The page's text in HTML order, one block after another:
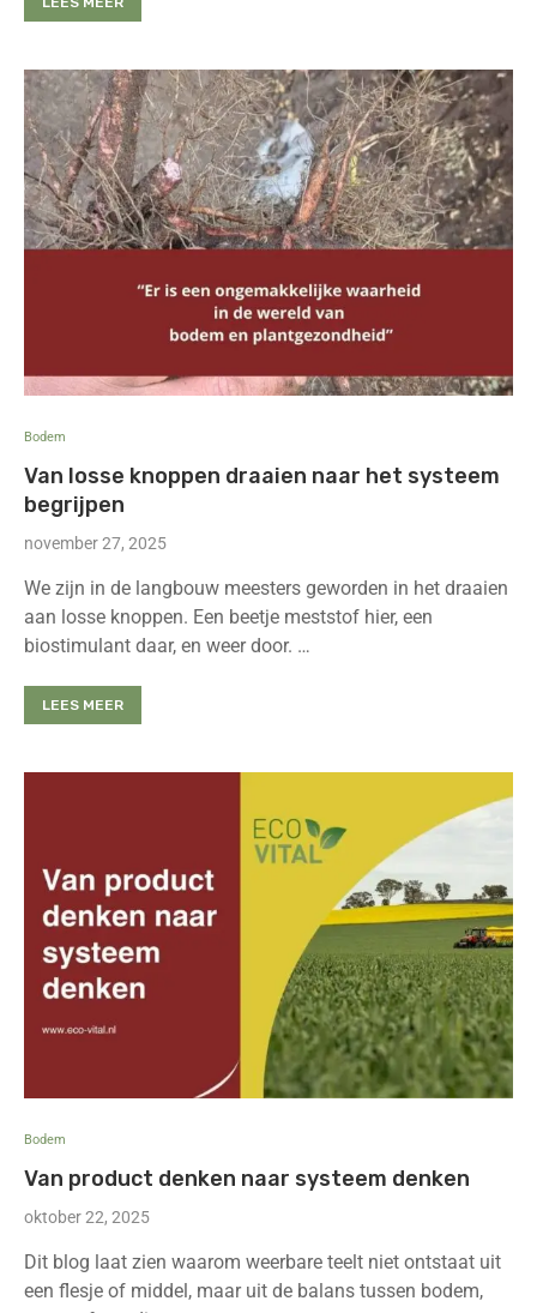
Bodem
Van losse knoppen draaien naar het systeem
begrijpen
november 27, 2025
We zijn in de langbouw meesters geworden in het draaien
aan losse knoppen. Een beetje meststof hier, een
biostimulant daar, en weer door. …
LEES MEER
Bodem
Van product denken naar systeem denken
oktober 22, 2025
Dit blog laat zien waarom weerbare teelt niet ontstaat uit
een flesje of middel, maar uit de balans tussen bodem,